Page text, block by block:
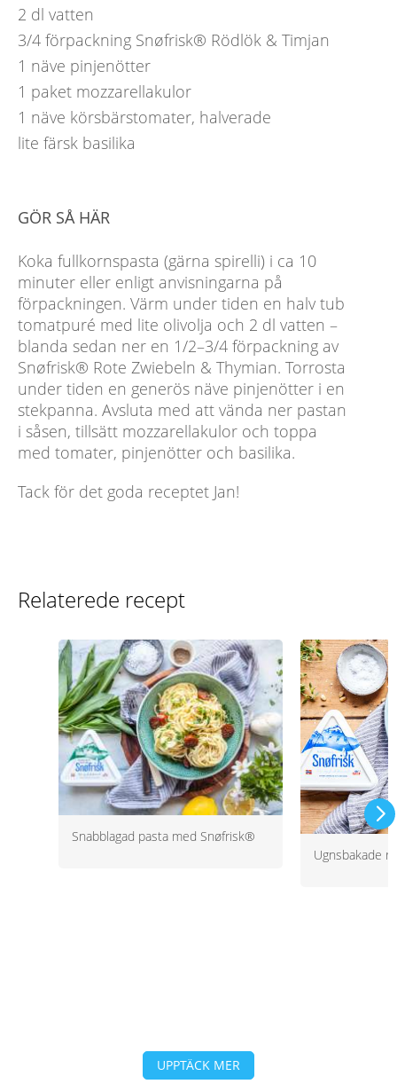
2 dl vatten
3/4 förpackning Snøfrisk® Rödlök & Timjan
1 näve pinjenötter
1 paket mozzarellakulor
1 näve körsbärstomater, halverade
lite färsk basilika
GÖR SÅ HÄR
Koka fullkornspasta (gärna spirelli) i ca 10
minuter eller enligt anvisningarna på
förpackningen. Värm under tiden en halv tub
tomatpuré med lite olivolja och 2 dl vatten –
blanda sedan ner en 1/2–3/4 förpackning av
Snøfrisk® Rote Zwiebeln & Thymian. Torrosta
under tiden en generös näve pinjenötter i en
stekpanna. Avsluta med att vända ner pastan
i såsen, tillsätt mozzarellakulor och toppa
med tomater, pinjenötter och basilika.
Tack för det goda receptet Jan!
Relaterede recept
Snabblagad pasta med Snøfrisk®
Ugnsbakade
UPPTÄCK MER